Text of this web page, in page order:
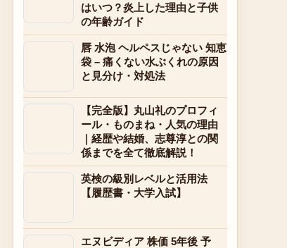
はいつ？炎上した理由と子供
の年齢ガイド
唇 水泡 ヘルペスじゃない 知恵
袋 – 痛くない水ぶくれの原因
と見分け・対処法
【完全版】丸山礼のプロフィ
ール・ものまね・人気の理由
｜経歴や結婚、志尊淳との関
係までを全て徹底解説！
英検の級別レベルと活用法
【履歴書・大学入試】
エヌビディア 株価 5年後 予